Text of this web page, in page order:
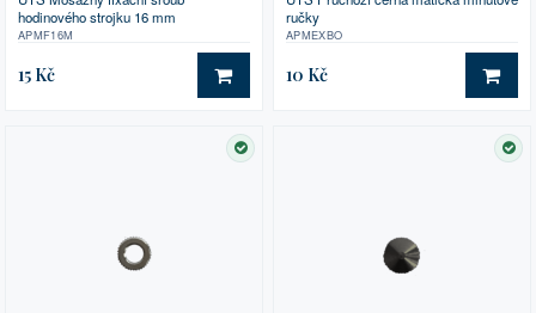
hodinového strojku 16 mm
APMF16M
15 Kč DO KOŠÍKU
ručky
APMEXBO
10 Kč DO
SKLADEM